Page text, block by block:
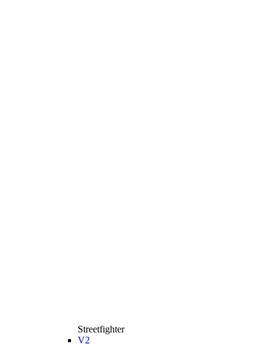
Streetfighter
V2